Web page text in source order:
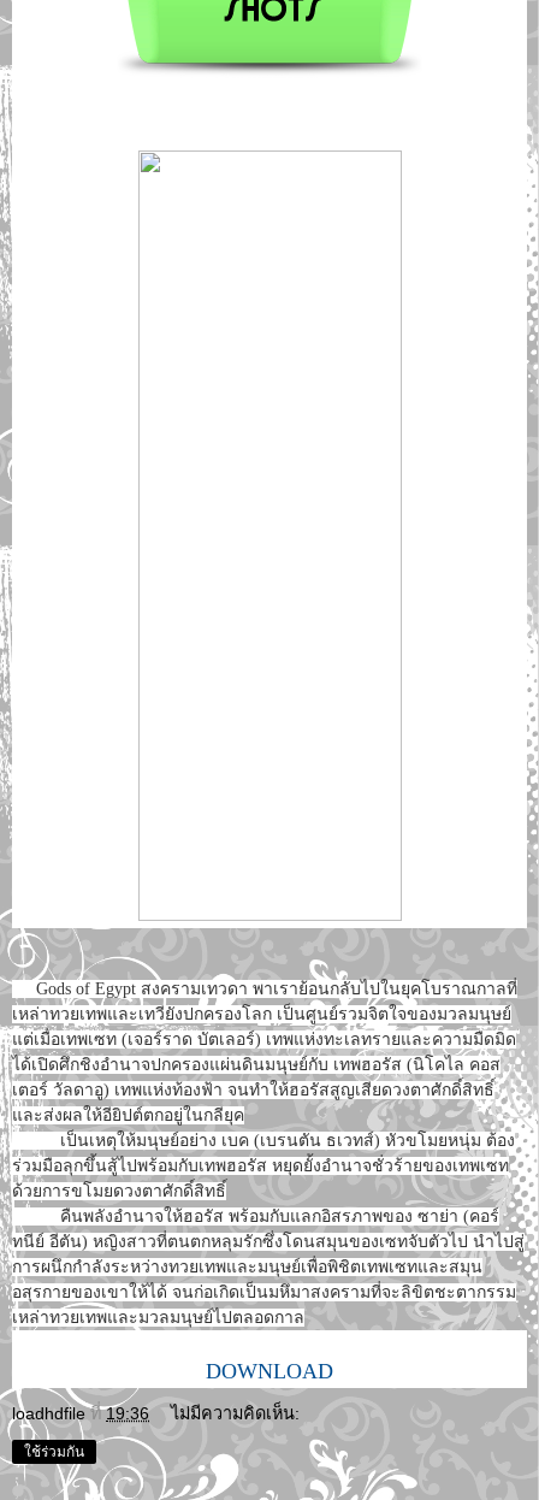
Gods of Egypt สงครามเทวดา พาเราย้อนกลับไปในยุคโบราณกาลที่
เหล่าทวยเทพและเทวียังปกครองโลก เป็นศูนย์รวมจิตใจของมวลมนุษย์
แต่เมื่อเทพเซท (เจอร์ราด บัตเลอร์) เทพแห่งทะเลทรายและความมืดมิด
ได้เปิดศึกชิงอำนาจปกครองแผ่นดินมนุษย์กับ เทพฮอรัส (นิโคไล คอส
เตอร์ วัลดาอู) เทพแห่งท้องฟ้า จนทำให้ฮอรัสสูญเสียดวงตาศักดิ์สิทธิ์
และส่งผลให้อียิปต์ตกอยู่ในกลียุค
เป็นเหตุให้มนุษย์อย่าง เบค (เบรนตัน ธเวทส์) หัวขโมยหนุ่ม ต้อง
ร่วมมือลุกขึ้นสู้ไปพร้อมกับเทพฮอรัส หยุดยั้งอำนาจชั่วร้ายของเทพเซท
ด้วยการขโมยดวงตาศักดิ์สิทธิ์
คืนพลังอำนาจให้ฮอรัส พร้อมกับแลกอิสรภาพของ ซาย่า (คอร์
ทนีย์ อีตัน) หญิงสาวที่ตนตกหลุมรักซึ่งโดนสมุนของเซทจับตัวไป นำไปสู่
การผนึกกำลังระหว่างทวยเทพและมนุษย์เพื่อพิชิตเทพเซทและสมุน
อสุรกายของเขาให้ได้ จนก่อเกิดเป็นมหึมาสงครามที่จะลิขิตชะตากรรม
เหล่าทวยเทพและมวลมนุษย์ไปตลอดกาล
DOWNLOAD
loadhdfile ที่19:36 ไม่มีความคิดเห็น:
ใช้ร่วมกัน